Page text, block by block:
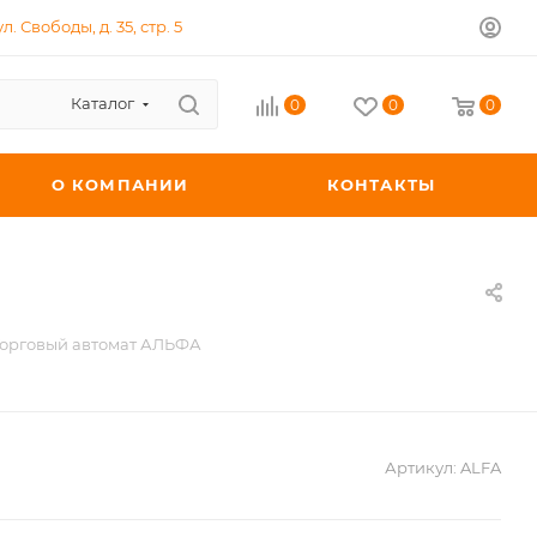
Свободы, д. 35, стр. 5
Каталог 0 0 0
О КОМПАНИИ КОНТАКТЫ
автомат АЛЬФА
Артикул: ALFA